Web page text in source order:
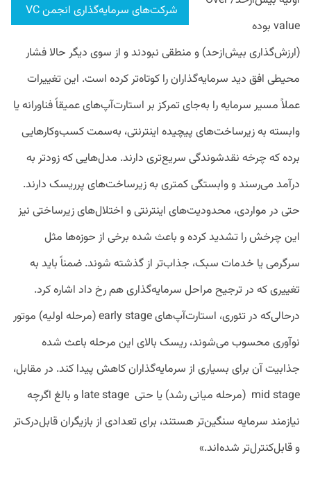
شرکت‌های سرمایه‌گذاری انجمن VC
value بوده
(ارزش‌گذاری بیش‌از‌حد) و منطقی نبودند و از سوی دیگر حالا فشار
محیطی افق دید سرمایه‌گذاران را کوتاه‌تر کرده است. این تغییرات
عملاً مسیر سرمایه را به‌جای تمرکز بر استارت‌آپ‌های عمیقاً فناورانه یا
وابسته به زیرساخت‌های پیچیده اینترنتی، به‌سمت کسب‌وکارهایی
برده که چرخه نقدشوندگی سریع‌تری دارند. مدل‌هایی که زودتر به
درآمد می‌رسند و وابستگی کمتری به زیرساخت‌های پرریسک دارند.
حتی در مواردی، محدودیت‌های اینترنتی و اختلال‌های زیرساختی نیز
این چرخش را تشدید کرده و باعث شده برخی از حوزه‌ها مثل
سرگرمی یا خدمات سبک، جذاب‌تر از گذشته شوند. ضمناً باید به
تغییری که در ترجیح مراحل سرمایه‌گذاری هم رخ داد اشاره کرد.
در‌حالی‌که در تئوری، استارت‌آپ‌های early stage (مرحله اولیه) موتور
نوآوری محسوب می‌شوند، ریسک بالای این مرحله باعث شده
جذابیت آن برای بسیاری از سرمایه‌گذاران کاهش پیدا کند. در مقابل،
mid stage (مرحله میانی رشد) یا حتی late stage و بالغ اگرچه
نیازمند سرمایه سنگین‌تر هستند، برای تعدادی از بازیگران قابل‌درک‌تر
و قابل‌کنترل‌تر شده‌اند.»